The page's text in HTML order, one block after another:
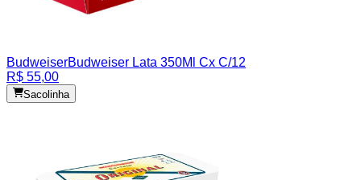
BudweiserBudweiser Lata 350Ml Cx C/12
R$ 55,00
Sacolinha